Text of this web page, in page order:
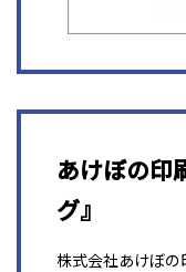
あけぼの印
グ』
株式会社あけぼの